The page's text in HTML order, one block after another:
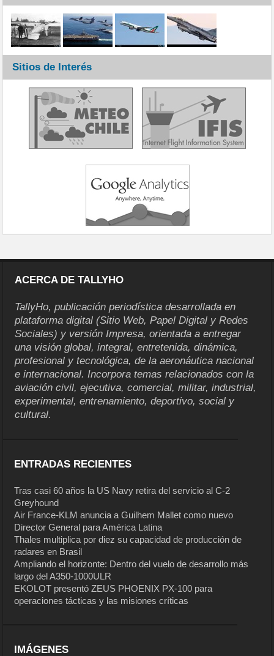
Sitios de Interés
ACERCA DE TALLYHO
TallyHo, publicación periodística desarrollada en
plataforma digital (Sitio Web, Papel Digital y Redes
Sociales) y versión Impresa, orientada a entregar
una visión global, integral, entretenida, dinámica,
profesional y tecnológica, de la aeronáutica nacional
e internacional. Incorpora temas relacionados con la
aviación civil, ejecutiva, comercial, militar, industrial,
experimental, entrenamiento, deportivo, social y
cultural.
ENTRADAS RECIENTES
Tras casi 60 años la US Navy retira del servicio al C-2
Greyhound
Air France-KLM anuncia a Guilhem Mallet como nuevo
Director General para América Latina
Thales multiplica por diez su capacidad de producción de
radares en Brasil
Ampliando el horizonte: Dentro del vuelo de desarrollo más
largo del A350-1000ULR
EKOLOT presentó ZEUS PHOENIX PX-100 para
operaciones tácticas y las misiones críticas
IMÁGENES